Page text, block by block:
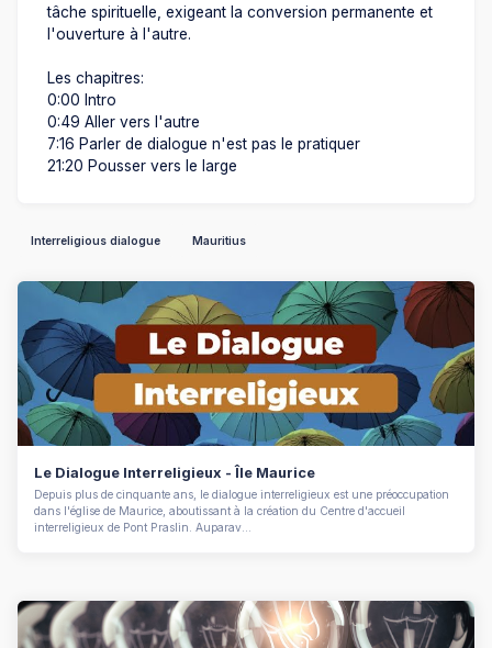
tâche spirituelle, exigeant la conversion permanente et
l'ouverture à l'autre.
Les chapitres:
0:00 Intro
0:49 Aller vers l'autre
7:16 Parler de dialogue n'est pas le pratiquer
21:20 Pousser vers le large
Interreligious dialogue Mauritius
Le Dialogue Interreligieux - Île Maurice
Depuis plus de cinquante ans, le dialogue interreligieux est une préoccupation
dans l'église de Maurice, aboutissant à la création du Centre d'accueil
interreligieux de Pont Praslin. Auparav...